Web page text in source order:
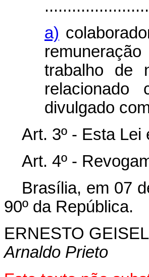
a)
trabalho de
divulgado
Art. 3º - Esta
Art. 4º -
Brasília, em 07
90º da República.
ERNESTO GEISEL
Arnaldo Prieto